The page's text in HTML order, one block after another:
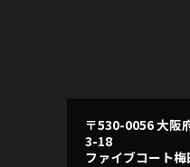
〒530-0056 大阪
3-18
ファイブコート梅